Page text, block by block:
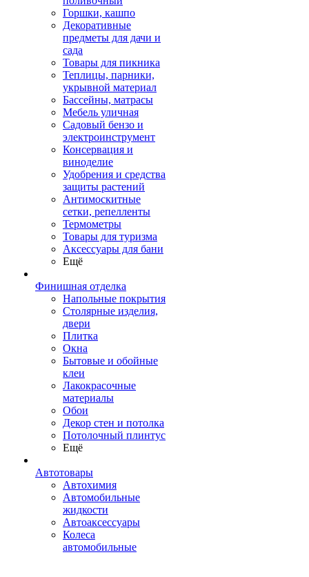
Горшки, кашпо
Декоративные
предметы для дачи и
сада
Товары для пикника
Теплицы, парники,
укрывной материал
Бассейны, матрасы
Мебель уличная
Садовый бензо и
электроинструмент
Консервация и
виноделие
Удобрения и средства
защиты растений
Антимоскитные
сетки, репелленты
Термометры
Товары для туризма
Аксессуары для бани
Ещё
Финишная отделка
Напольные покрытия
Столярные изделия,
двери
Плитка
Окна
Бытовые и обойные
клеи
Лакокрасочные
материалы
Обои
Декор стен и потолка
Потолочный плинтус
Ещё
Автотовары
Автохимия
Автомобильные
жидкости
Автоаксессуары
Колеса
автомобильные